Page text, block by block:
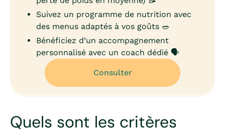
Suivez un programme de nutrition avec
des menus adaptés à vos goûts 🥗
Bénéficiez d’un accompagnement
personnalisé avec un coach dédié 🗣️
Consulter
Quels sont les critères